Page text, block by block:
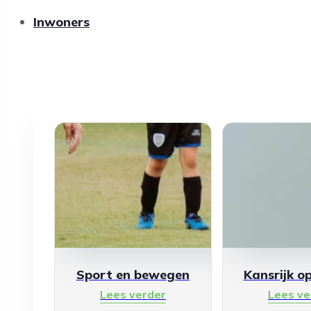
Inwoners
Sport en bewegen
Lees verder
Kansrijk
Lees